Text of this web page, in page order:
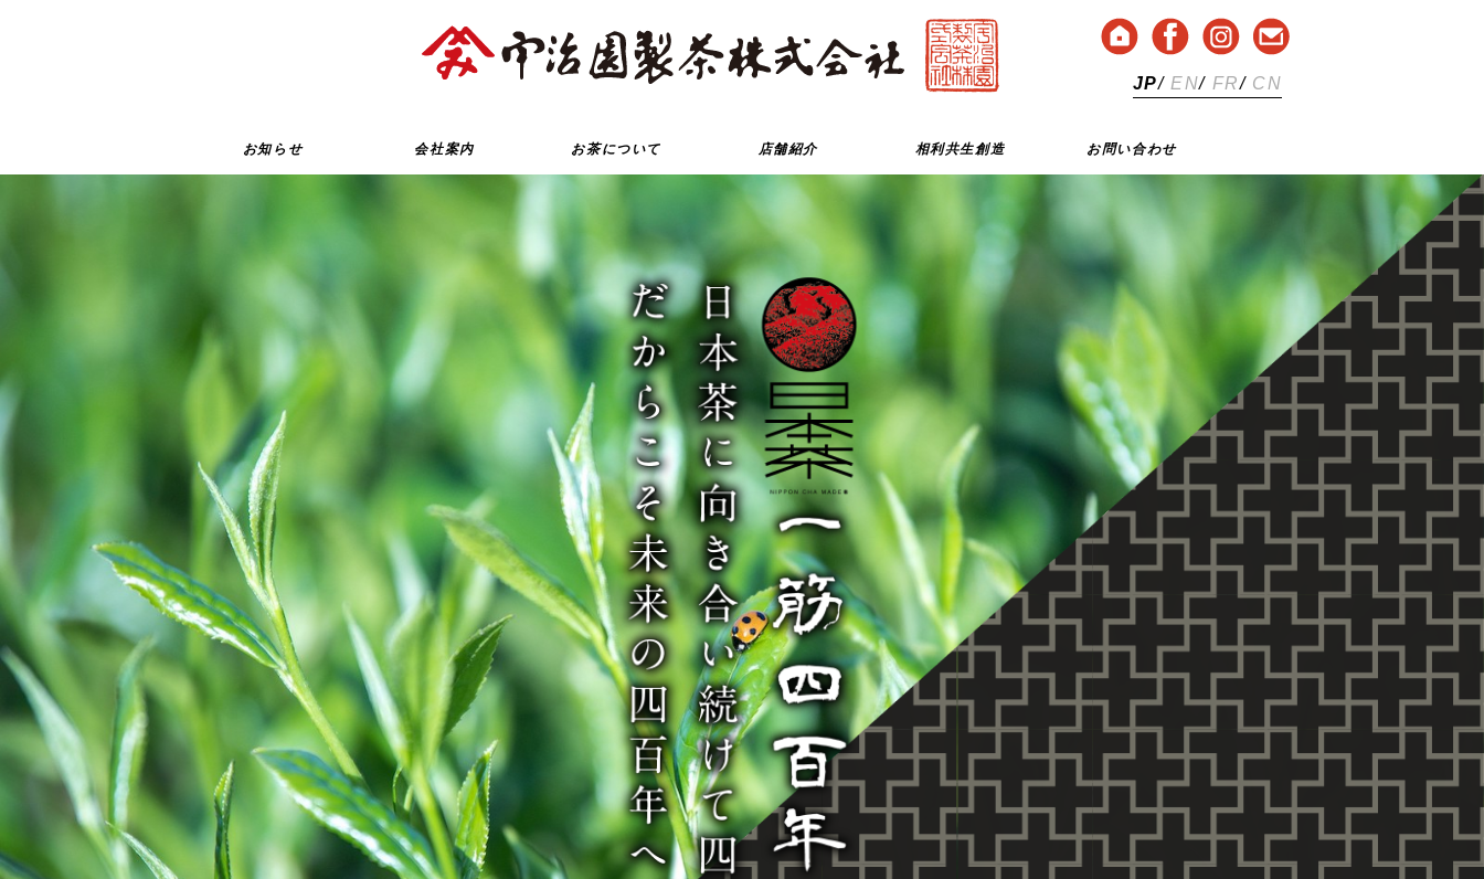
JP/ EN/ FR/ CN
お知らせ 会社案内 お茶について 店舗紹介 相利共生創造 お問い合わせ